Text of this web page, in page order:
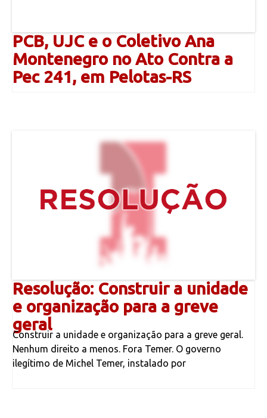
PCB, UJC e o Coletivo Ana
Montenegro no Ato Contra a
Pec 241, em Pelotas-RS
Resolução: Construir a unidade
e organização para a greve
geral
Construir a unidade e organização para a greve geral.
Nenhum direito a menos. Fora Temer. O governo
ilegítimo de Michel Temer, instalado por